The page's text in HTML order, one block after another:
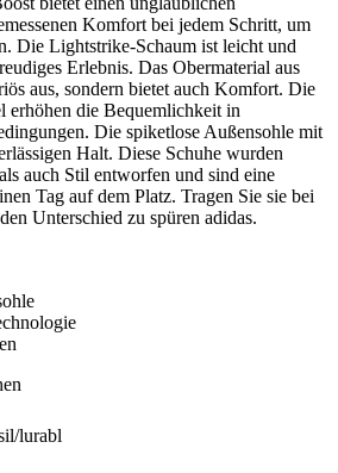
Komfort bei jedem Schritt, um
Die Lightstrike-Schaum ist leicht und
Erlebnis. Das Obermaterial aus
aus, sondern bietet auch Komfort. Die
erhöhen die Bequemlichkeit in
Die spiketlose Außensohle mit
Halt. Diese Schuhe wurden
auch Stil entworfen und sind eine
Tag auf dem Platz. Tragen Sie sie bei
Unterschied zu spüren adidas.
lurabl